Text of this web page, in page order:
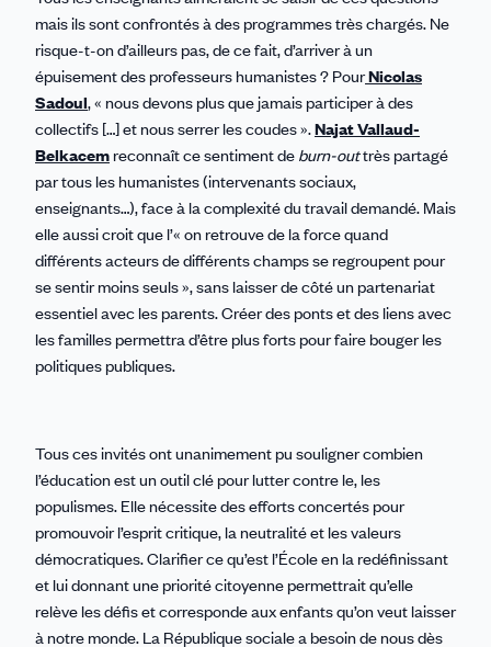
mais ils sont confrontés à des programmes très chargés. Ne
risque-t-on d’ailleurs pas, de ce fait, d’arriver à un
épuisement des professeurs humanistes ? PourNicolas
Sadoul, « nous devons plus que jamais participer à des
collectifs […] et nous serrer les coudes ».Najat Vallaud-
Belkacem reconnaît ce sentiment de burn-outtrès partagé
partous les humanistes (intervenants sociaux,
enseignants…), face à la complexité du travail demandé. Mais
elle aussi croit que l’« on retrouve de la force quand
différents acteurs de différents champs se regroupent pour
se sentir moins seuls », sans laisser de côté un partenariat
essentiel avec les parents. Créer des ponts et des liens avec
les familles permettra d’être plus forts pour faire bouger les
politiques publiques.
Tous ces invités ont unanimement pu souligner combien
l’éducation est un outil clé pour lutter contre le, les
populismes. Elle nécessite des efforts concertés pour
promouvoir l’esprit critique, la neutralité et les valeurs
démocratiques. Clarifier ce qu’est l’École en la redéfinissant
et lui donnant une priorité citoyenne permettrait qu’elle
relève les défis et corresponde aux enfants qu’on veut laisser
à notre monde. La République sociale a besoin de nous dès